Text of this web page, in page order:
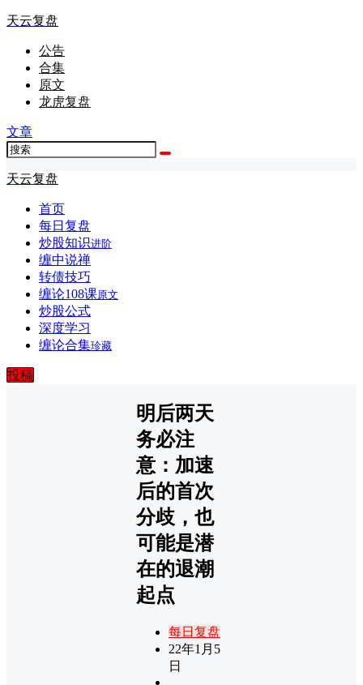
天云复盘
公告
合集
原文
龙虎复盘
文章
天云复盘
首页
每日复盘
炒股知识进阶
缠中说禅
转债技巧
缠论108课原文
炒股公式
深度学习
缠论合集珍藏
投稿
明后两天
务必注
意：加速
后的首次
分歧，也
可能是潜
在的退潮
起点
每日复盘
22年1月5
日